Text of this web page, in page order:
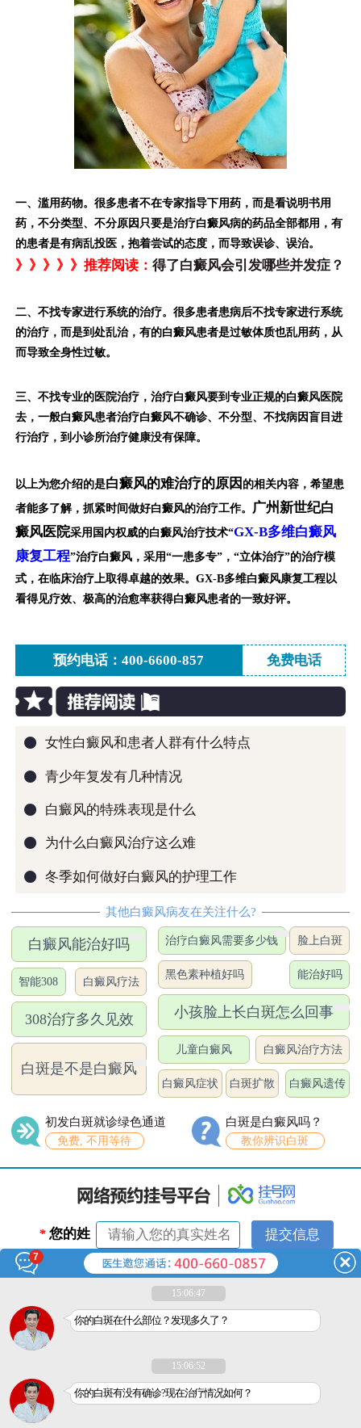
一、滥用药物。很多患者不在专家指导下用药，而是看说明书用
药，不分类型、不分原因只要是治疗白癜风病的药品全部都用，有
的患者是有病乱投医，抱着尝试的态度，而导致误诊、误治。
》》》》》推荐阅读： 得了白癜风会引发哪些并发症？
二、不找专家进行系统的治疗。很多患者患病后不找专家进行系统
的治疗，而是到处乱治，有的白癜风患者是过敏体质也乱用药，从
而导致全身性过敏。
三、不找专业的医院治疗，治疗白癜风要到专业正规的白癜风医院
去，一般白癜风患者治疗白癜风不确诊、不分型、不找病因盲目进
行治疗，到小诊所治疗健康没有保障。
以上为您介绍的是白癜风的难治疗的原因 的相关内容，希望患
者能多了解，抓紧时间做好白癜风的治疗工作。 广州新世纪白
癜风医院采用国内权威的白癜风治疗技术“GX-B多维白癜风
康复工程”治疗白癜风，采用“一患多专”，“立体治疗”的治疗模
式，在临床治疗上取得卓越的效果。GX-B多维白癜风康复工程以
看得见疗效、极高的治愈率获得白癜风患者的一致好评。
预约电话：400-6600-857 免费电话
● 女性白癜风和患者人群有什么特点
● 青少年复发有几种情况
● 白癜风的特殊表现是什么
● 为什么白癜风治疗这么难
● 冬季如何做好白癜风的护理工作
其他白癜风病友在关注什么?
白癜风能治好吗
智能308 白癜风疗法
308治疗多久见效
白斑是不是白癜风
治疗白癜风需要多少钱 脸上白斑
黑色素种植好吗 能治好吗
小孩脸上长白斑怎么回事
儿童白癜风 白癜风治疗方法
白癜风症状 白斑扩散 白癜风遗传
初发白斑就诊绿色通道
免费, 不用等待
白斑是白癜风吗？
教你辨识白斑
* 您的姓
名：
* 联系电
话：
医疗广告审查证明文号：粤（A）广（2018）第240号
7
15:06:47
你的白斑在什么部位？发现多久了？
15:06:52
你的白斑有没有确诊?现在治疗情况如何？